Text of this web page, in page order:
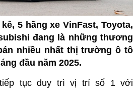
5 hãng xe VinFast, Toyota,
đang là những thương
nhiều nhất thị trường ô tô
đầu năm 2025.
tiếp tục duy trì vị trí số 1 với